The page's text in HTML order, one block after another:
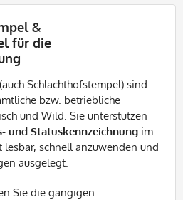
&
für die
Schlachthofstempel) sind
bzw. betriebliche
und Wild. Sie unterstützen
und Statuskennzeichnung im
lesbar, schnell anzuwenden und
ausgelegt.
Sie die gängigen